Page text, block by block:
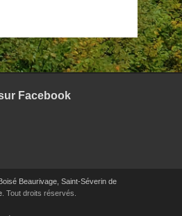
Facebook
Beaurivage, Saint-Séverin de
. Tout droits réservés.